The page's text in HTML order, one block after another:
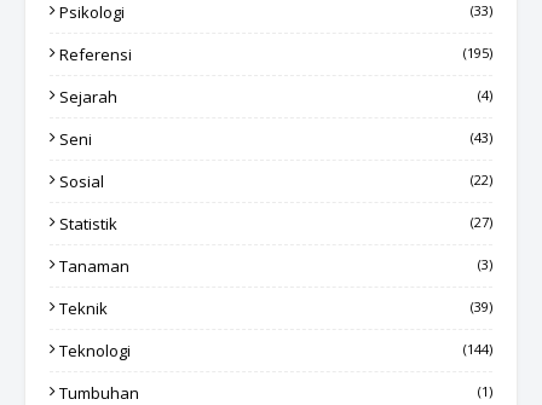
Psikologi (33)
Referensi (195)
Sejarah (4)
Seni (43)
Sosial (22)
Statistik (27)
Tanaman (3)
Teknik (39)
Teknologi (144)
Tumbuhan (1)